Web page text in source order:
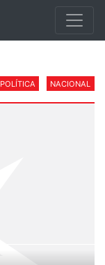
POLÍTICA NACIONAL